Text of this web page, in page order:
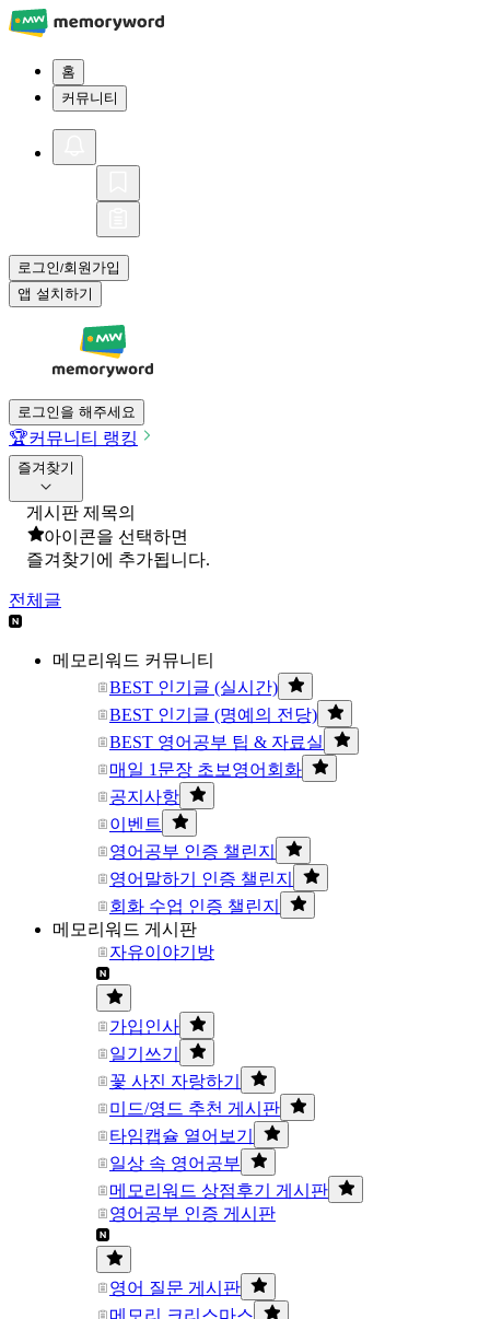
홈
커뮤니티
로그인/회원가입
앱 설치하기
로그인을 해주세요
🏆커뮤니티 랭킹
즐겨찾기
게시판 제목의
아이콘을 선택하면
즐겨찾기에 추가됩니다.
전체글
메모리워드 커뮤니티
BEST 인기글 (실시간)
BEST 인기글 (명예의 전당)
BEST 영어공부 팁 & 자료실
매일 1문장 초보영어회화
공지사항
이벤트
영어공부 인증 챌린지
영어말하기 인증 챌린지
회화 수업 인증 챌린지
메모리워드 게시판
자유이야기방
가입인사
일기쓰기
꽃 사진 자랑하기
미드/영드 추천 게시판
타임캡슐 열어보기
일상 속 영어공부
메모리워드 상점후기 게시판
영어공부 인증 게시판
영어 질문 게시판
메모리 크리스마스